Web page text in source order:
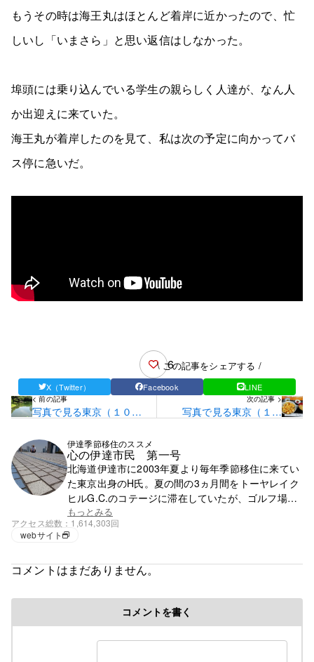
もうその時は海王丸はほとんど着岸に近かったので、忙
しいし「いまさら」と思い返信はしなかった。
埠頭には乗り込んでいる学生の親らしく人達が、なん人
か出迎えに来ていた。
海王丸が着岸したのを見て、私は次の予定に向かってバ
ス停に急いだ。
6
\ この記事をシェアする /
X（Twitter） Facebook LINE
< 前の記事
写真で見る東京（１０
次の記事 >
写真で見る東京（１０
伊達季節移住のススメ
心の伊達市民 第一号
北海道伊達市に2003年夏より毎年季節移住に来てい
た東京出身のH氏。夏の間の3ヵ月間をトーヤレイク
ヒルG.C.のコテージに滞在していたが、ゴルフ場の
閉鎖で滞在先を失う。それ以降は行く先が無く、都
心で徘徊の毎日。
もっとみる
アクセス総数
1,614,303回
webサイト
コメントはまだありません。
コメントを書く